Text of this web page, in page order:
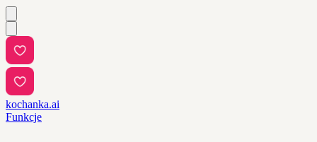
kochanka.ai
Funkcje